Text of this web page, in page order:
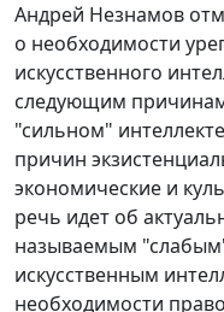
Андрей Незнамов
о необходимости
искусственного
следующим
"сильном"
причин
экономические и
речь идет об
называемым
искусственным
необходимости